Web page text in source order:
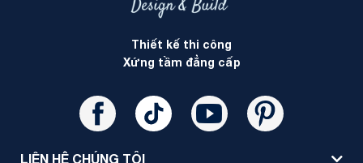
Thiết kế thi công
Xứng tầm đẳng cấp
LIÊN HỆ CHÚNG TÔI